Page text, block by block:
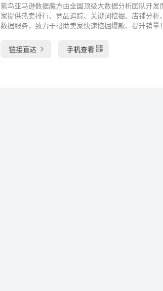
紫鸟亚马逊数据魔方由全国顶级大数据分析团队开发
家提供热卖排行、竞品追踪、关键词挖掘、店铺分析
数据服务，致力于帮助卖家快速挖掘爆款、提升销量！
链接直达 手机查看